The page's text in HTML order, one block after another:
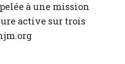
à une mission
active sur trois